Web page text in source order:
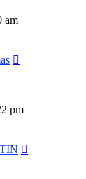
am
pm